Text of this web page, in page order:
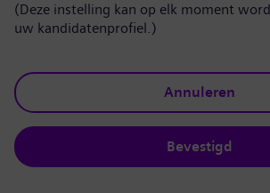
(Deze instelling kan op elk moment
uw kandidatenprofiel.)
Annuleren
Bevestigd